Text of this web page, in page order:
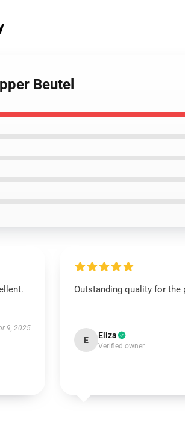
Beutel
9, 2025
Outstanding quality for the
E Eliza
Verified owner